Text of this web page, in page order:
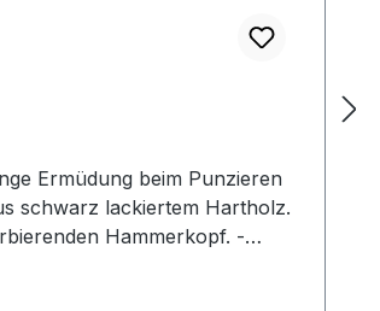
Ermüdung beim Punzieren
schwarz lackiertem Hartholz.
Hammerkopf. -
Ausführung.